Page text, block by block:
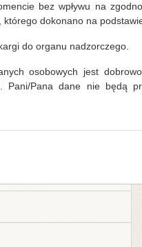
bez wpływu na
dokonano na
do organu nadzorczego.
osobowych jest
Pani/Pana dane nie będą